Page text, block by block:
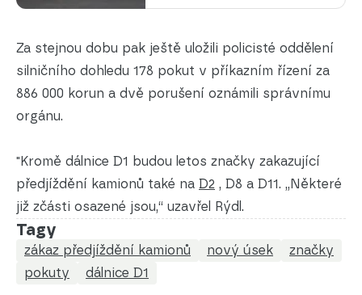
Za stejnou dobu pak ještě uložili policisté oddělení
silničního dohledu 178 pokut v příkazním řízení za
886 000 korun a dvě porušení oznámili správnímu
orgánu.
"Kromě dálnice D1 budou letos značky zakazující
předjíždění kamionů také na D2 , D8 a D11. „Některé
již zčásti osazené jsou,“ uzavřel Rýdl.
Tagy
zákaz předjíždění kamionů nový úsek
značky
pokuty
dálnice D1